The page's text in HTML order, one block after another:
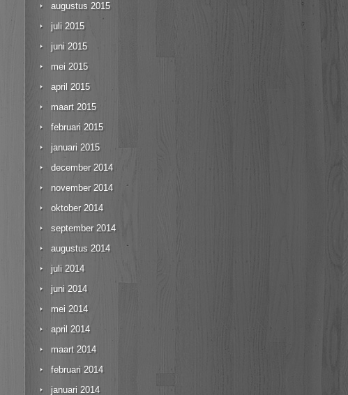
augustus 2015
juli 2015
juni 2015
mei 2015
april 2015
maart 2015
februari 2015
januari 2015
december 2014
november 2014
oktober 2014
september 2014
augustus 2014
juli 2014
juni 2014
mei 2014
april 2014
maart 2014
februari 2014
januari 2014